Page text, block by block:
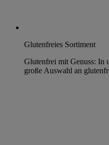
Glutenfreies Sortiment
Glutenfrei mit Genuss: In
große Auswahl an